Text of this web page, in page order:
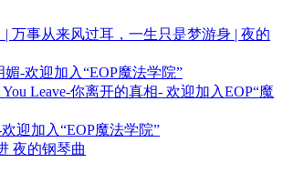
| 万事从来风过耳，一生只是梦游身 | 夜的
-欢迎加入“EOP魔法学院”
You Leave-你离开的真相- 欢迎加入EOP“魔
迎加入“EOP魔法学院”
夜的钢琴曲